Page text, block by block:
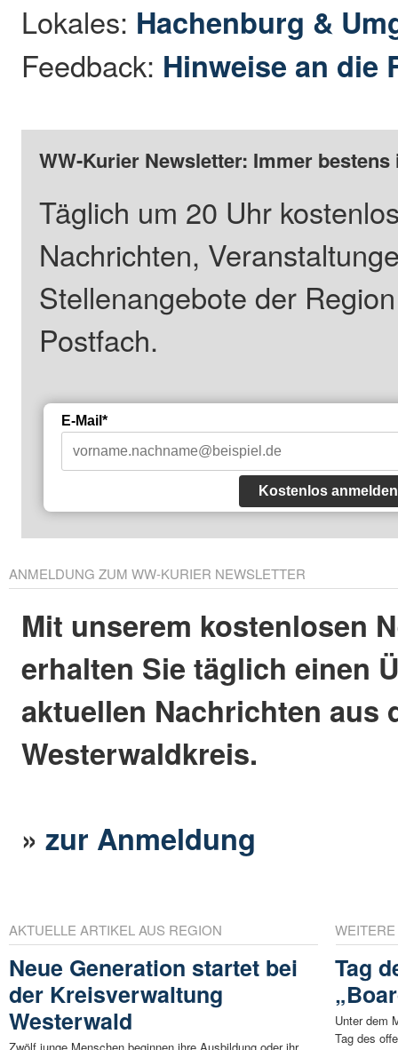
Lokales: Hachenburg &
Feedback: Hinweise an die
WW-Kurier Newsletter: Immer
Täglich um 20 Uhr
Nachrichten,
Stellenangebote der
Postfach.
E-Mail*
Kostenlos anmelden
ANMELDUNG ZUM WW-KURIER NEWSLETTER
Mit unserem kostenlosen
erhalten Sie täglich einen
aktuellen Nachrichten aus
Westerwaldkreis.
»zur Anmeldung
AKTUELLE ARTIKEL AUS REGION
Neue Generation startet bei
der Kreisverwaltung
Westerwald
Tag
Unter dem
Tag des